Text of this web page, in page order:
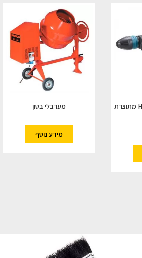
פטיש חציבה HM0870C מתוצרת מערבלי בטון
מידע נוסף